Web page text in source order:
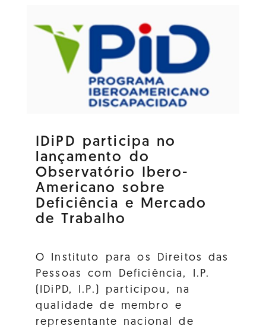
IDiPD participa no
lançamento do
Observatório Ibero-
Americano sobre
Deficiência e Mercado
de Trabalho
O Instituto para os Direitos das
Pessoas com Deficiência, I.P.
(IDiPD, I.P.) participou, na
qualidade de membro e
representante nacional de